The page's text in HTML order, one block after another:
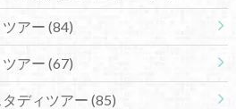
アー (84)
アー (67)
ディツアー (85)